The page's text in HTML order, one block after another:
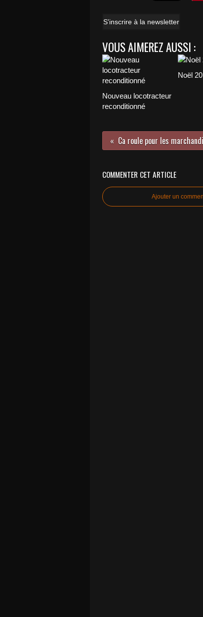
S'inscrire à la newsletter
VOUS AIMEREZ AUSSI :
Nouveau locotracteur
reconditionné
Noël
Ca roule pour les
COMMENTER CET ARTICLE
Ajouter un